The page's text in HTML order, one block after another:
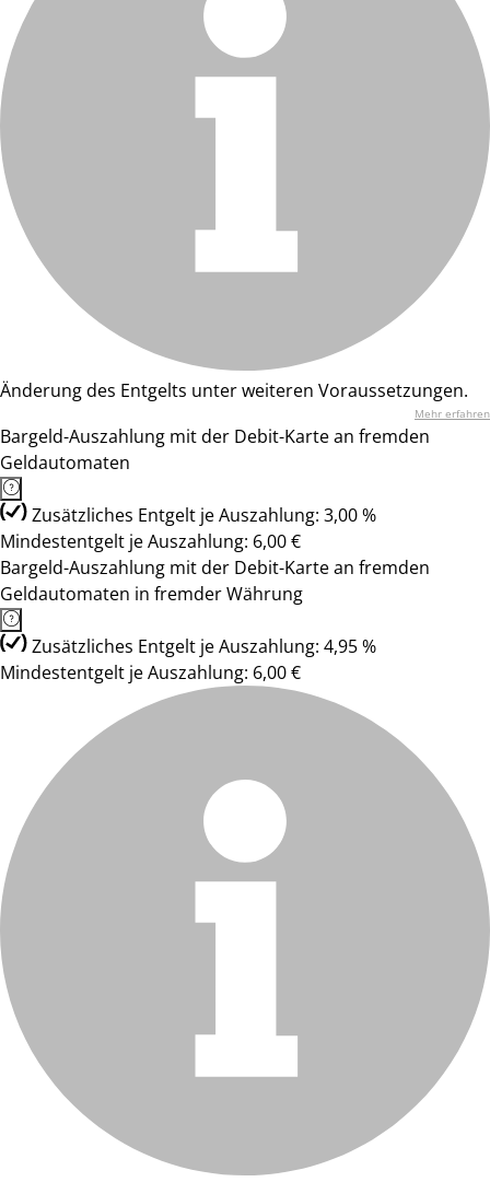
Änderung des Entgelts unter weiteren Voraussetzungen.
Mehr erfahren
Bargeld-Auszahlung mit der Debit-Karte an fremden
Geldautomaten
Zusätzliches Entgelt je Auszahlung: 3,00 %
Mindestentgelt je Auszahlung: 6,00 €
Bargeld-Auszahlung mit der Debit-Karte an fremden
Geldautomaten in fremder Währung
Zusätzliches Entgelt je Auszahlung: 4,95 %
Mindestentgelt je Auszahlung: 6,00 €